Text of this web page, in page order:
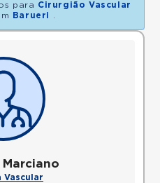
para Cirurgião Vascular
Barueri
Vascular